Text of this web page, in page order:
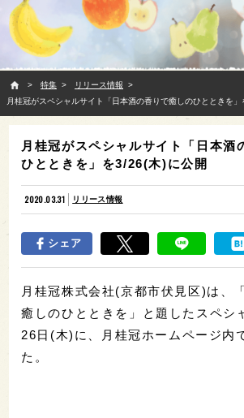
特集
リリース情報
月桂冠がスペシャルサイト「日本酒の香りで癒しのひとときを
月桂冠がスペシャルサイト「日本酒
ひとときを」を3/26(木)に公開
2020.03.31 リリース情報
シェア
月桂冠株式会社(京都市伏見区)は、
癒しのひとときを」と題したスペシ
26日(木)に、月桂冠ホームページ内
た。